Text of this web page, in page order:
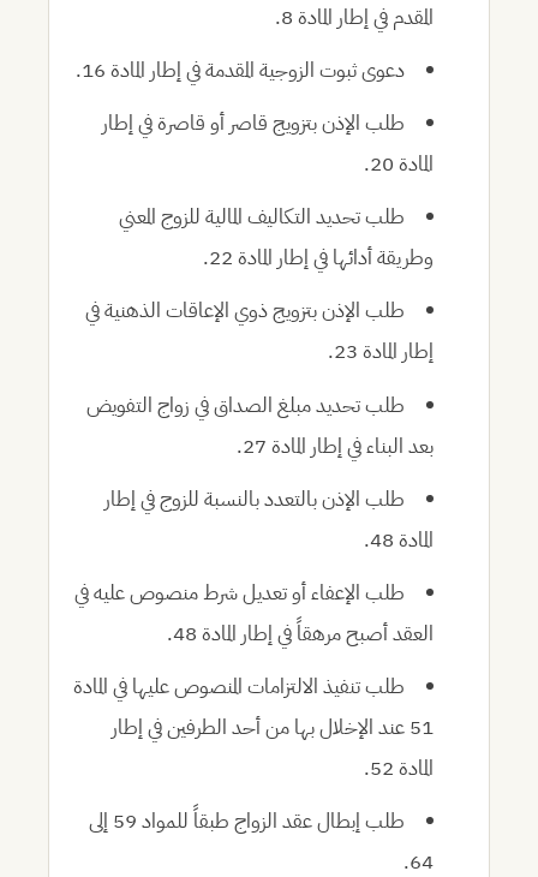
المقدم في إطار المادة 8.
دعوى ثبوت الزوجية المقدمة في إطار المادة 16.
طلب الإذن بتزويج قاصر أو قاصرة في إطار
المادة 20.
طلب تحديد التكاليف المالية للزوج المعني
وطريقة أدائها في إطار المادة 22.
طلب الإذن بتزويج ذوي الإعاقات الذهنية في
إطار المادة 23.
طلب تحديد مبلغ الصداق في زواج التفويض
بعد البناء في إطار المادة 27.
طلب الإذن بالتعدد بالنسبة للزوج في إطار
المادة 48.
طلب الإعفاء أو تعديل شرط منصوص عليه في
العقد أصبح مرهقاً في إطار المادة 48.
طلب تنفيذ الالتزامات المنصوص عليها في المادة
51 عند الإخلال بها من أحد الطرفين في إطار
المادة 52.
طلب إبطال عقد الزواج طبقاً للمواد 59 إلى
64.